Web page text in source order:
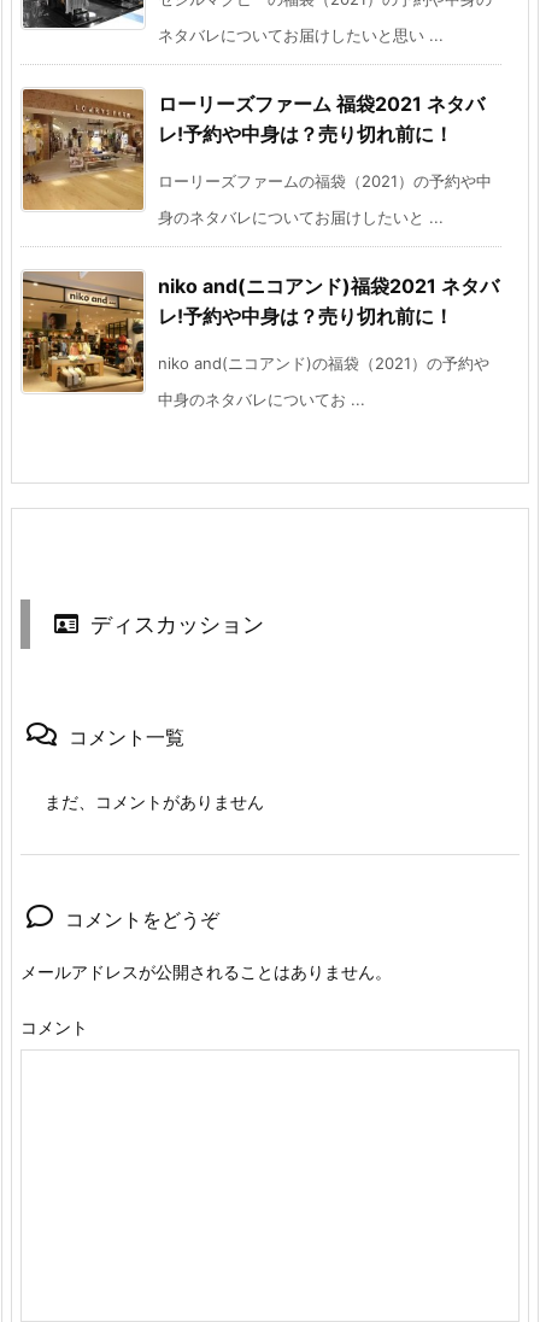
ネタバレについてお届けしたいと思い ...
ローリーズファーム 福袋2021 ネタバ
レ!予約や中身は？売り切れ前に！
ローリーズファームの福袋（2021）の予約や中
身のネタバレについてお届けしたいと ...
niko and(ニコアンド)福袋2021 ネタバ
レ!予約や中身は？売り切れ前に！
niko and(ニコアンド)の福袋（2021）の予約や
中身のネタバレについてお ...
ディスカッション
コメント一覧
まだ、コメントがありません
コメントをどうぞ
メールアドレスが公開されることはありません。
コメント